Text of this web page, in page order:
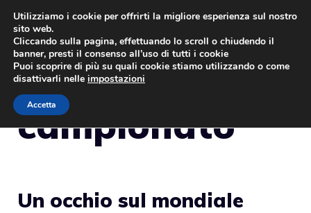
Vai
contenuto
campionato
Un occhio sul mondiale
Utilizziamo i cookie per offrirti la migliore esperienza sul nostro
sito web.
Cliccando sulla pagina, effettuando lo scroll o chiudendo il
banner, presti il consenso all’uso di tutti i cookie
Puoi scoprire di più su quali cookie stiamo utilizzando o come
disattivarli nelle impostazioni
Accetta